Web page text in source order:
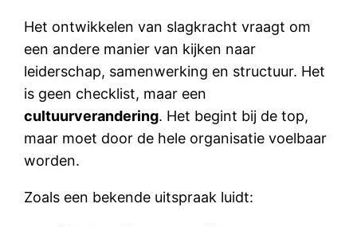
Het ontwikkelen van slagkracht vraagt om
een andere manier van kijken naar
leiderschap, samenwerking en structuur. Het
is geen checklist, maar een
cultuurverandering. Het begint bij de top,
maar moet door de hele organisatie voelbaar
worden.
Zoals een bekende uitspraak luidt: